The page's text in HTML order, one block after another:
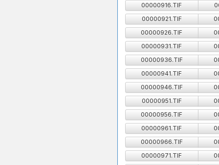
00000916.TIF
00000921.TIF
00000926.TIF
00000931.TIF
00000936.TIF
00000941.TIF
00000946.TIF
00000951.TIF
00000956.TIF
00000961.TIF
00000966.TIF
00000971.TIF